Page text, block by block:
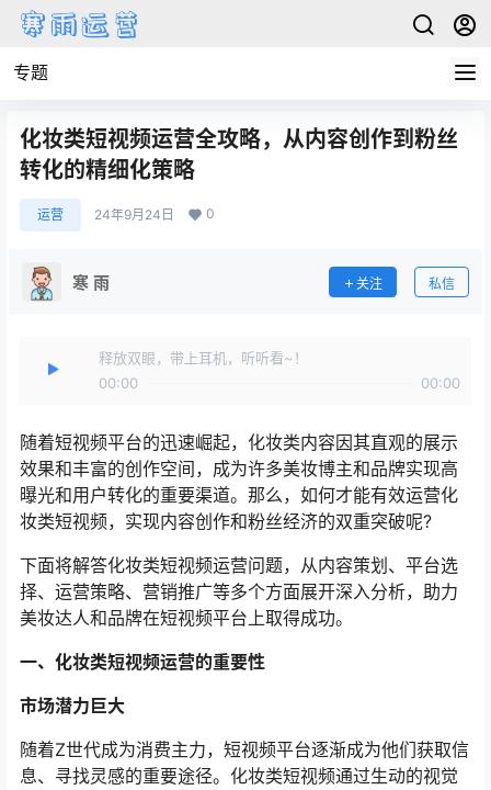
专题
化妆类短视频运营全攻略，从内容创作到粉丝
转化的精细化策略
运营 24年9月24日 0
寒 雨 关注 私信
释放双眼，带上耳机，听听看~！
00:00
00:00
随着短视频平台的迅速崛起，化妆类内容因其直观的展示
效果和丰富的创作空间，成为许多美妆博主和品牌实现高
曝光和用户转化的重要渠道。那么，如何才能有效运营化
妆类短视频，实现内容创作和粉丝经济的双重突破呢?
下面将解答化妆类短视频运营问题，从内容策划、平台选
择、运营策略、营销推广等多个方面展开深入分析，助力
美妆达人和品牌在短视频平台上取得成功。
一、化妆类短视频运营的重要性
市场潜力巨大
随着Z世代成为消费主力，短视频平台逐渐成为他们获取信
息、寻找灵感的重要途径。化妆类短视频通过生动的视觉